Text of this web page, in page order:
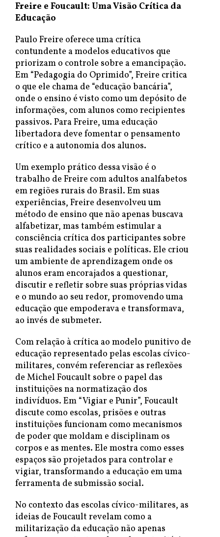
Freire e Foucault: Uma Visão Crítica da
Educação
Paulo Freire oferece uma crítica
contundente a modelos educativos que
priorizam o controle sobre a emancipação.
Em “Pedagogia do Oprimido”, Freire critica
o que ele chama de “educação bancária”,
onde o ensino é visto como um depósito de
informações, com alunos como recipientes
passivos. Para Freire, uma educação
libertadora deve fomentar o pensamento
crítico e a autonomia dos alunos.
Um exemplo prático dessa visão é o
trabalho de Freire com adultos analfabetos
em regiões rurais do Brasil. Em suas
experiências, Freire desenvolveu um
método de ensino que não apenas buscava
alfabetizar, mas também estimular a
consciência crítica dos participantes sobre
suas realidades sociais e políticas. Ele criou
um ambiente de aprendizagem onde os
alunos eram encorajados a questionar,
discutir e refletir sobre suas próprias vidas
e o mundo ao seu redor, promovendo uma
educação que empoderava e transformava,
ao invés de submeter.
Com relação à crítica ao modelo punitivo de
educação representado pelas escolas cívico-
militares, convém referenciar as reflexões
de Michel Foucault sobre o papel das
instituições na normatização dos
indivíduos. Em “Vigiar e Punir”, Foucault
discute como escolas, prisões e outras
instituições funcionam como mecanismos
de poder que moldam e disciplinam os
corpos e as mentes. Ele mostra como esses
espaços são projetados para controlar e
vigiar, transformando a educação em uma
ferramenta de submissão social.
No contexto das escolas cívico-militares, as
ideias de Foucault revelam como a
militarização da educação não apenas